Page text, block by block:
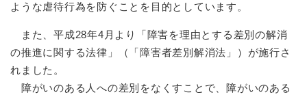
ような虐待行為を防ぐことを目的としています。
また、平成28年4月より「障害を理由とする差別の解消
の推進に関する法律」（「障害者差別解消法」）が施行さ
れました。
障がいのある人への差別をなくすことで、障がいのある